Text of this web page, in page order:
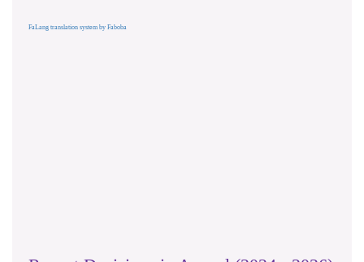
FaLang translation system by Faboba